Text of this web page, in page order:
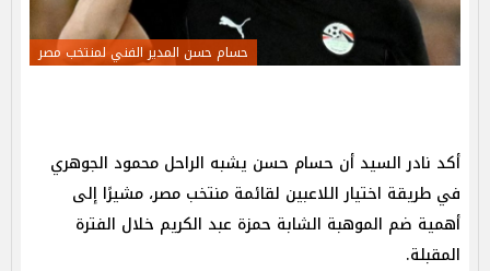
حسام حسن المدير الفني لمنتخب مصر
أكد نادر السيد أن حسام حسن يشبه الراحل محمود الجوهري
في طريقة اختيار اللاعبين لقائمة منتخب مصر، مشيرًا إلى
أهمية ضم الموهبة الشابة حمزة عبد الكريم خلال الفترة
المقبلة.